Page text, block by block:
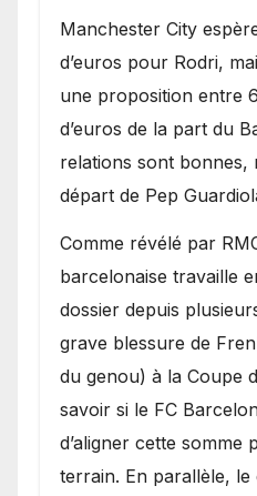
​Manchester City
d’euros pour Rodri,
une proposition entre
d’euros de la part du
relations sont bonnes,
départ de Pep
​Comme révélé par
barcelonaise travaille
dossier depuis
grave blessure de
du genou) à la Coupe
savoir si le FC
d’aligner cette somme
terrain. En parallèle,